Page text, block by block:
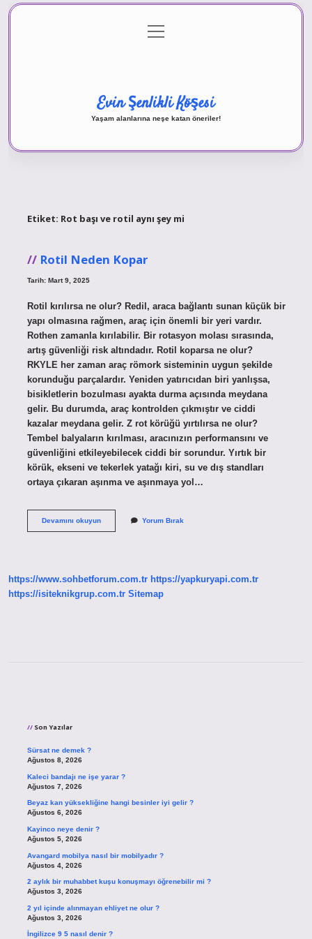
Gizlilik Politikası
menüyü
aç
Evin Şenlikli Köşesi
Yaşam alanlarına neşe katan öneriler!
Etiket: Rot başı ve rotil aynı şey mi
Rotil Neden Kopar
Tarih: Mart 9, 2025
Rotil kırılırsa ne olur? Redil, araca bağlantı sunan küçük bir
yapı olmasına rağmen, araç için önemli bir yeri vardır.
Rothen zamanla kırılabilir. Bir rotasyon molası sırasında,
artış güvenliği risk altındadır. Rotil koparsa ne olur?
RKYLE her zaman araç römork sisteminin uygun şekilde
korunduğu parçalardır. Yeniden yatırıcıdan biri yanlışsa,
bisikletlerin bozulması ayakta durma açısında meydana
gelir. Bu durumda, araç kontrolden çıkmıştır ve ciddi
kazalar meydana gelir. Z rot körüğü yırtılırsa ne olur?
Tembel balyaların kırılması, aracınızın performansını ve
güvenliğini etkileyebilecek ciddi bir sorundur. Yırtık bir
körük, ekseni ve tekerlek yatağı kiri, su ve dış standları
ortaya çıkaran aşınma ve aşınmaya yol…
Devamını okuyunRotil
Yorum Bırak
https://www.sohbetforum.com.tr https://yapkuryapi.com.tr
https://isiteknikgrup.com.tr Sitemap
Son Yazılar
Sürsat ne demek ?
Ağustos 8, 2026
Kaleci bandajı ne işe yarar ?
Ağustos 7, 2026
Beyaz kan yüksekliğine hangi besinler iyi gelir ?
Ağustos 6, 2026
Kayinco neye denir ?
Ağustos 5, 2026
Avangard mobilya nasıl bir mobilyadır ?
Ağustos 4, 2026
2 aylık bir muhabbet kuşu konuşmayı öğrenebilir mi ?
Ağustos 3, 2026
2 yıl içinde alınmayan ehliyet ne olur ?
Ağustos 3, 2026
İngilizce 9 5 nasıl denir ?